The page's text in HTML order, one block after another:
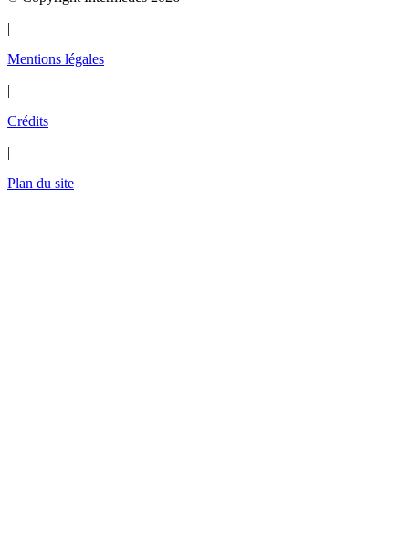
|
Mentions légales
|
Crédits
|
Plan du site